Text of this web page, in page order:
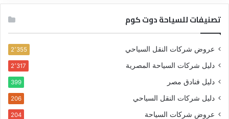
تصنيفات للسياحة دوت كوم
عروض شركات النقل السياحي 2٬355
دليل شركات السياحة المصرية 2٬317
دليل فنادق مصر 399
دليل شركات النقل السياحي 206
عروض شركات السياحة 204